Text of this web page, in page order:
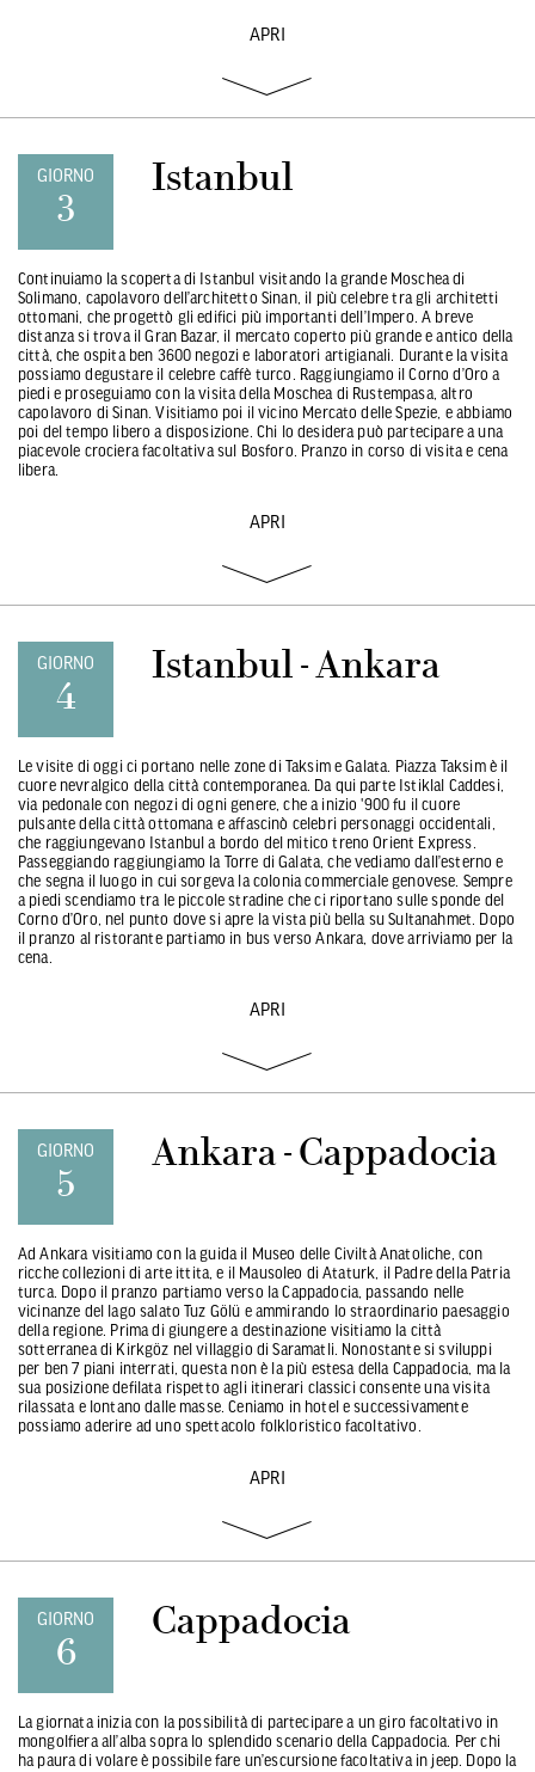
APRI
GIORNO
3
Istanbul
Continuiamo la scoperta di Istanbul visitando la grande Moschea di
Solimano, capolavoro dell’architetto Sinan, il più celebre tra gli architetti
ottomani, che progettò gli edifici più importanti dell’Impero. A breve
distanza si trova il Gran Bazar, il mercato coperto più grande e antico della
città, che ospita ben 3600 negozi e laboratori artigianali. Durante la visita
possiamo degustare il celebre caffè turco. Raggiungiamo il Corno d’Oro a
piedi e proseguiamo con la visita della Moschea di Rustempasa, altro
capolavoro di Sinan. Visitiamo poi il vicino Mercato delle Spezie, e abbiamo
poi del tempo libero a disposizione. Chi lo desidera può partecipare a una
piacevole crociera facoltativa sul Bosforo. Pranzo in corso di visita e cena
libera.
APRI
GIORNO
4
Istanbul - Ankara
Le visite di oggi ci portano nelle zone di Taksim e Galata. Piazza Taksim è il
cuore nevralgico della città contemporanea. Da qui parte Istiklal Caddesi,
via pedonale con negozi di ogni genere, che a inizio '900 fu il cuore
pulsante della città ottomana e affascinò celebri personaggi occidentali,
che raggiungevano Istanbul a bordo del mitico treno Orient Express.
Passeggiando raggiungiamo la Torre di Galata, che vediamo dall’esterno e
che segna il luogo in cui sorgeva la colonia commerciale genovese. Sempre
a piedi scendiamo tra le piccole stradine che ci riportano sulle sponde del
Corno d’Oro, nel punto dove si apre la vista più bella su Sultanahmet. Dopo
il pranzo al ristorante partiamo in bus verso Ankara, dove arriviamo per la
cena.
APRI
GIORNO
5
Ankara - Cappadocia
Ad Ankara visitiamo con la guida il Museo delle Civiltà Anatoliche, con
ricche collezioni di arte ittita, e il Mausoleo di Ataturk, il Padre della Patria
turca. Dopo il pranzo partiamo verso la Cappadocia, passando nelle
vicinanze del lago salato Tuz Gölü e ammirando lo straordinario paesaggio
della regione. Prima di giungere a destinazione visitiamo la città
sotterranea di Kirkgöz nel villaggio di Saramatli. Nonostante si sviluppi
per ben 7 piani interrati, questa non è la più estesa della Cappadocia, ma la
sua posizione defilata rispetto agli itinerari classici consente una visita
rilassata e lontano dalle masse. Ceniamo in hotel e successivamente
possiamo aderire ad uno spettacolo folkloristico facoltativo.
APRI
GIORNO
6
Cappadocia
La giornata inizia con la possibilità di partecipare a un giro facoltativo in
mongolfiera all’alba sopra lo splendido scenario della Cappadocia. Per chi
ha paura di volare è possibile fare un’escursione facoltativa in jeep. Dopo la